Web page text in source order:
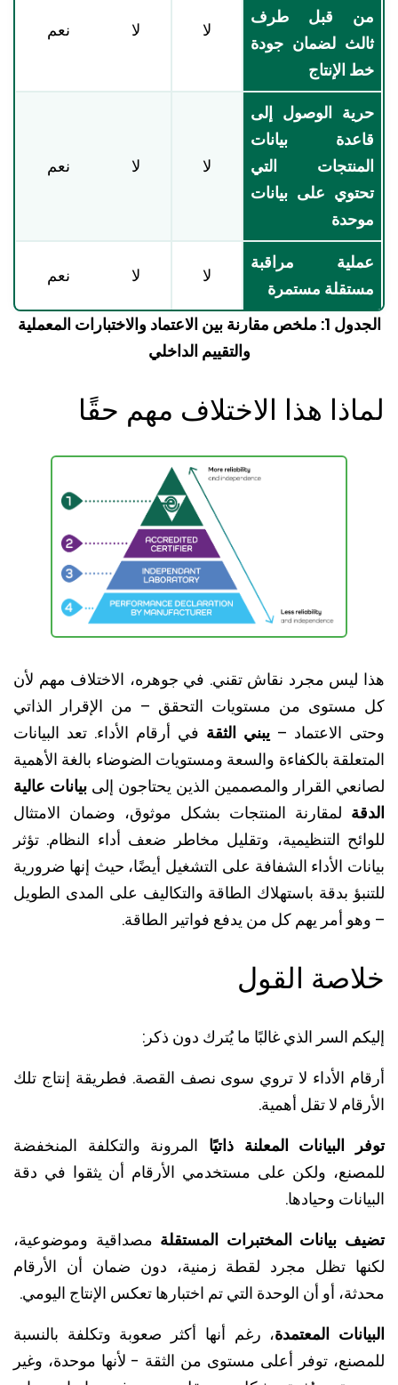
قبل طرف
لضمان جودة
الإنتاج
الوصول إلى
بيانات
التي
على بيانات
مراقبة
مستمرة
الجدول 1: ملخص مقارنة بين الاعتماد والاختبارات المعملية
والتقييم الداخلي
هذا الاختلاف مهم حقًا
ليس مجرد نقاش تقني. في جوهره، الاختلاف مهم لأن
من مستويات التحقق – من الإقرار الذاتي
الاعتماد –يبني الثقة في أرقام الأداء. تعد البيانات
بالكفاءة والسعة ومستويات الضوضاء بالغة الأهمية
القرار والمصممين الذين يحتاجون إلىبيانات عالية
لمقارنة المنتجات بشكل موثوق، وضمان الامتثال
التنظيمية، وتقليل مخاطر ضعف أداء النظام. تؤثر
الأداء الشفافة على التشغيل أيضًا، حيث إنها ضرورية
بدقة باستهلاك الطاقة والتكاليف على المدى الطويل
أمر يهم كل من يدفع فواتير الطاقة.
القول
السر الذي غالبًا ما يُترك دون ذكر:
الأداء لا تروي سوى نصف القصة. فطريقة إنتاج تلك
لا تقل أهمية.
البيانات المعلنة ذاتيًا المرونة والتكلفة المنخفضة
ولكن على مستخدمي الأرقام أن يثقوا في دقة
وحيادها.
بيانات المختبرات المستقلةمصداقية وموضوعية،
تظل مجرد لقطة زمنية، دون ضمان أن الأرقام
أو أن الوحدة التي تم اختبارها تعكس الإنتاج اليومي.
المعتمدة، رغم أنها أكثر صعوبة وتكلفة بالنسبة
توفر أعلى مستوى من الثقة - لأنها موحدة، وغير